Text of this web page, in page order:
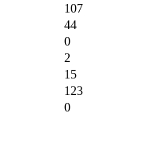
107
44
0
2
15
123
0